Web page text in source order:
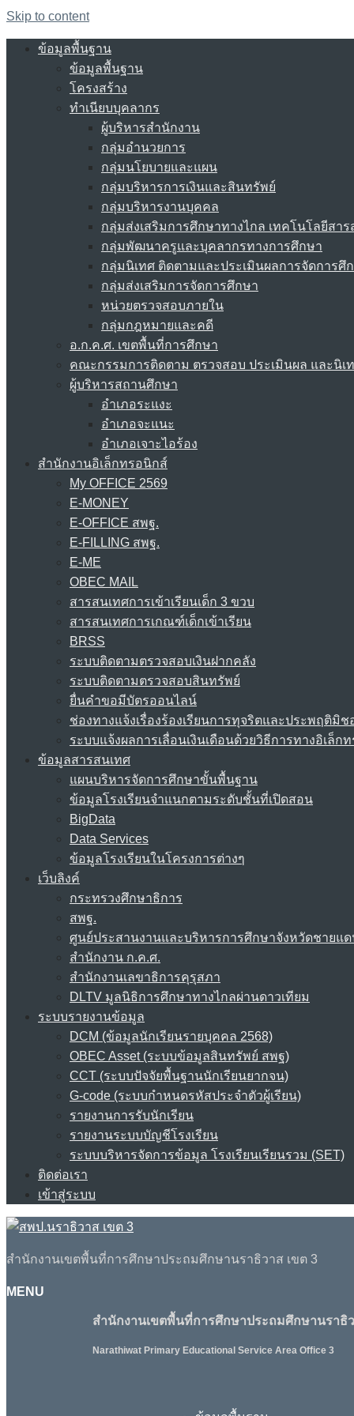
Skip to content
ข้อมูลพื้นฐาน
ข้อมูลพื้นฐาน
โครงสร้าง
ทำเนียบบุคลากร
ผู้บริหารสำนักงาน
กลุ่มอำนวยการ
กลุ่มนโยบายและแผน
กลุ่มบริหารการเงินและสินทรัพย์
กลุ่มบริหารงานบุคคล
กลุ่มส่งเสริมการศึกษาทางไกล เทคโนโลยีสา
กลุ่มพัฒนาครูและบุคลากรทางการศึกษา
กลุ่มนิเทศ ติดตามและประเมินผลการจัดการศึ
กลุ่มส่งเสริมการจัดการศึกษา
หน่วยตรวจสอบภายใน
กลุ่มกฎหมายและคดี
อ.ก.ค.ศ. เขตพื้นที่การศึกษา
คณะกรรมการติดตาม ตรวจสอบ ประเมินผล และนิเ
ผู้บริหารสถานศึกษา
อำเภอระแงะ
อำเภอจะแนะ
อำเภอเจาะไอร้อง
สำนักงานอิเล็กทรอนิกส์
My OFFICE 2569
E-MONEY
E-OFFICE สพฐ.
E-FILLING สพฐ.
E-ME
OBEC MAIL
สารสนเทศการเข้าเรียนเด็ก 3 ขวบ
สารสนเทศการเกณฑ์เด็กเข้าเรียน
BRSS
ระบบติดตามตรวจสอบเงินฝากคลัง
ระบบติดตามตรวจสอบสินทรัพย์
ยื่นคำขอมีบัตรออนไลน์
ช่องทางแจ้งเรื่องร้องเรียนการทุจริตและประพฤติมิช
ระบบแจ้งผลการเลื่อนเงินเดือนด้วยวิธีการทางอิเล็ก
ข้อมูลสารสนเทศ
แผนบริหารจัดการศึกษาขั้นพื้นฐาน
ข้อมูลโรงเรียนจำแนกตามระดับชั้นที่เปิดสอน
BigData
Data Services
ข้อมูลโรงเรียนในโครงการต่างๆ
เว็บลิงค์
กระทรวงศึกษาธิการ
สพฐ.
ศูนย์ประสานงานและบริหารการศึกษาจังหวัดชายแ
สำนักงาน ก.ค.ศ.
สำนักงานเลขาธิการคุรุสภา
DLTV มูลนิธิการศึกษาทางไกลผ่านดาวเทียม
ระบบรายงานข้อมูล
DCM (ข้อมูลนักเรียนรายบุคคล 2568)
OBEC Asset (ระบบข้อมูลสินทรัพย์ สพฐ)
CCT (ระบบปัจจัยพื้นฐานนักเรียนยากจน)
G-code (ระบบกำหนดรหัสประจำตัวผู้เรียน)
รายงานการรับนักเรียน
รายงานระบบบัญชีโรงเรียน
ระบบบริหารจัดการข้อมูล โรงเรียนเรียนรวม (SET)
ติดต่อเรา
เข้าสู่ระบบ
สำนักงานเขตพื้นที่การศึกษาประถมศึกษานราธิวาส เขต 3
MENU
สำนักงานเขตพื้นที่การศึกษาประถมศึกษานราธิว
Narathiwat Primary Educational Service Area Office 3